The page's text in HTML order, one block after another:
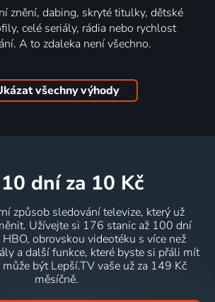
znění, dabing, skryté titulky, dětské
celé seriály, rádia nebo rychlost
A to zdaleka není všechno.
všechny výhody
10 dní za 10 Kč
způsob sledování televize, který už
Užívejte si 176 stanic až 100 dní
obrovskou videotéku s více než
a další funkce, které byste si přáli mít
být Lepší.TV vaše už za 149 Kč
měsíčně.